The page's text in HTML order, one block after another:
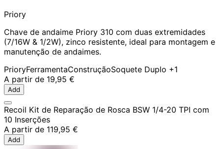
Priory
Chave de andaime Priory 310 com duas extremidades
(7/16W & 1/2W), zinco resistente, ideal para montagem e
manutenção de andaimes.
PrioryFerramentaConstruçãoSoquete Duplo +1
A partir de 19,95 €
Add
Recoil Kit de Reparação de Rosca BSW 1/4-20 TPI com
10 Inserções
A partir de 119,95 €
Add